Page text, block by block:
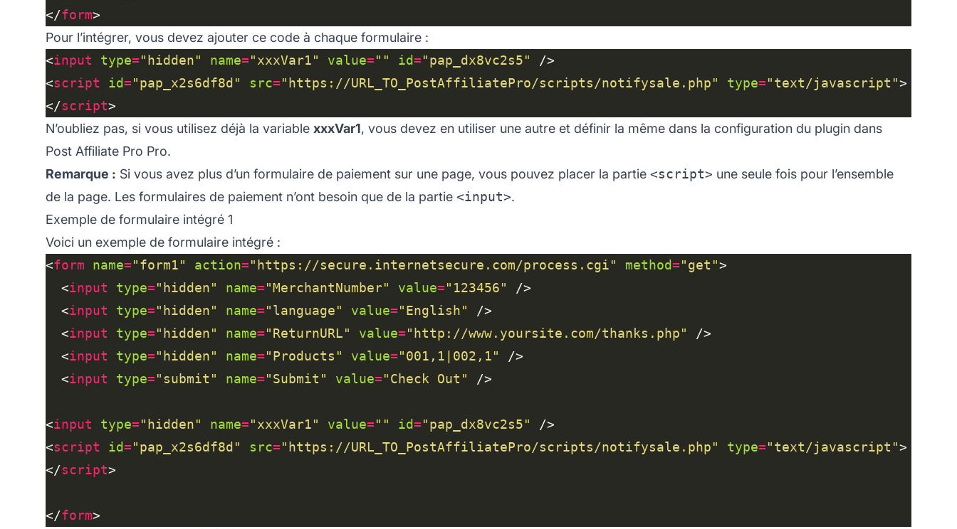
</form
Pour l’intégrer, vous devez ajouter ce code à chaque formulaire :
<input type="hidden" name="xxxVar1" value="" id="pap_dx8vc2s5"
<script id="pap_x2s6df8d" src="https://URL_TO_PostAffiliatePro/scripts/notifysale.php" type="text/javascript"
</script
N’oubliez pas, si vous utilisez déjà la variable xxxVar1, vous devez en utiliser une autre et définir la même dans la configuration du plugin dans
Post Affiliate Pro Pro.
Remarque : Si vous avez plus d’un formulaire de paiement sur une page, vous pouvez placer la partie <script> une seule fois pour l’ensemble
de la page. Les formulaires de paiement n’ont besoin que de la partie <input>.
Exemple de formulaire intégré 1
Voici un exemple de formulaire intégré :
<form name="form1" action="https://secure.internetsecure.com/process.cgi" method="get"
  <
input type="hidden" name="MerchantNumber" value="123456"
  <
input type="hidden" name="language" value="English"
  <
input type="hidden" name="ReturnURL" value="http://www.yoursite.com/thanks.php"
  <
input type="hidden" name="Products" value="001,1|002,1"
  <
input type="submit" name="Submit" value="Check Out"
<input type="hidden" name="xxxVar1" value="" id="pap_dx8vc2s5"
<script id="pap_x2s6df8d" src="https://URL_TO_PostAffiliatePro/scripts/notifysale.php" type="text/javascript"
</script
</form